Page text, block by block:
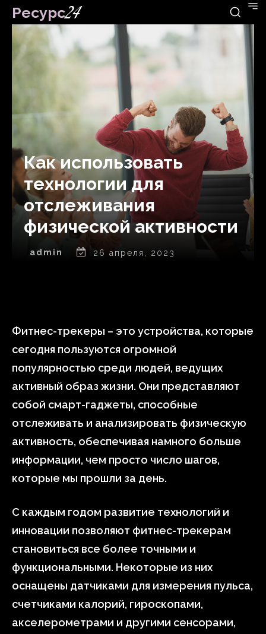
Ресурс24
Как использовать
технологии для
отслеживания
физической активности
admin 26 апреля, 2023
Фитнес-трекеры – это устройства, которые
сегодня пользуются огромной
популярностью среди людей, ведущих
активный образ жизни. Они представляют
собой смарт-гаджеты, способные
отслеживать и анализировать физическую
активность, обеспечивая намного больше
информации, чем просто число шагов,
которые мы прошли за день.
С каждым годом развитие технологий и
инновации позволяют фитнес-трекерам
становиться все более точными и
функциональными. Некоторые из них
оснащены датчиками для измерения пульса,
счетчиками калорий, гироскопами,
акселерометрами и другими сенсорами,